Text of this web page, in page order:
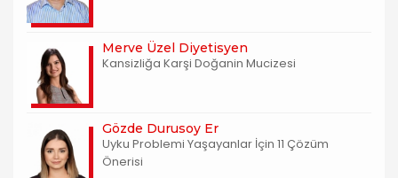
Merve Üzel Diyetisyen
Kansizliğa Karşi Doğanin Mucizesi
Gözde Durusoy Er
Uyku Problemi Yaşayanlar İçin 11 Çözüm
Önerisi